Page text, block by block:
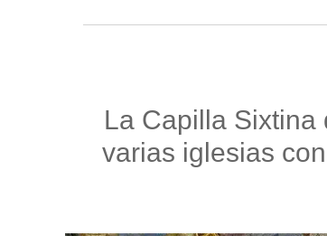
La Capilla Sixtina
varias iglesias